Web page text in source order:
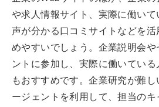
や求人情報サイト、実際に働い
声が分かる口コミサイトなどを
めやすいでしょう。企業説明会
ントに参加し、実際に働いてい
もおすすめです。企業研究が難
ージェントを利用して、担当の